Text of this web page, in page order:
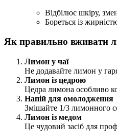
Відбілює шкіру,
Бореться із
Як правильно вживати
Лимон у чаї
Не додавайте лимон у
Лимон із цедрою
Цедра лимона особливо
Напій для омолодження
Змішайте 1/3 лимонного
Лимон із медом
Це чудовий засіб для